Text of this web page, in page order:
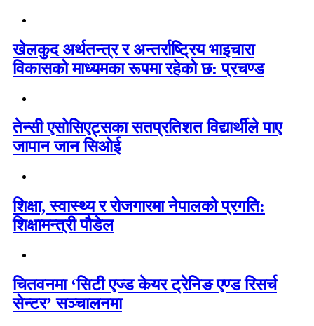
खेलकुद अर्थतन्त्र र अन्तर्राष्ट्रिय भाइचारा
विकासको माध्यमका रूपमा रहेको छ: प्रचण्ड
तेन्सी एसोसिएट्सका सतप्रतिशत विद्यार्थीले पाए
जापान जान सिओई
शिक्षा, स्वास्थ्य र रोजगारमा नेपालको प्रगति:
शिक्षामन्त्री पौडेल
चितवनमा ‘सिटी एज्ड केयर ट्रेनिङ एण्ड रिसर्च
सेन्टर’ सञ्चालनमा